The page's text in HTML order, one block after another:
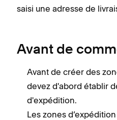
saisi une adresse de
Avant de
Avant de créer des
devez d'abord établir
d'expédition.
Les zones